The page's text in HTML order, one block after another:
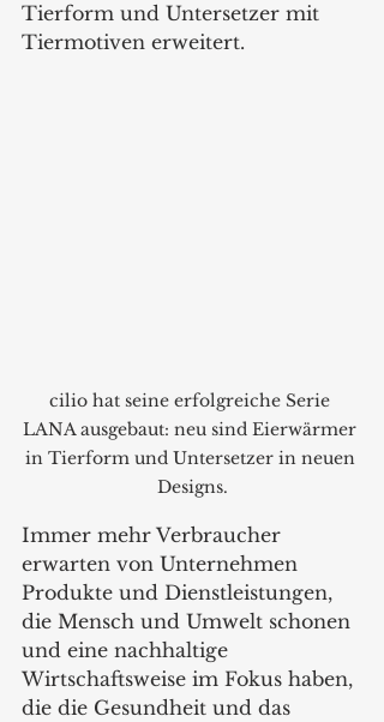
Tierform und Untersetzer mit
Tiermotiven erweitert.
cilio hat seine erfolgreiche Serie
LANA ausgebaut: neu sind Eierwärmer
in Tierform und Untersetzer in neuen
Designs.
Immer mehr Verbraucher
erwarten von Unternehmen
Produkte und Dienstleistungen,
die Mensch und Umwelt schonen
und eine nachhaltige
Wirtschaftsweise im Fokus haben,
die die Gesundheit und das